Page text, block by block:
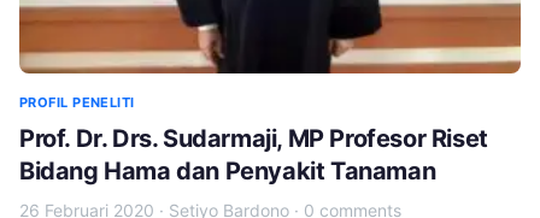
PROFIL PENELITI
Prof. Dr. Drs. Sudarmaji, MP Profesor Riset
Bidang Hama dan Penyakit Tanaman
26 Februari 2020 · Setiyo Bardono · 0 comments